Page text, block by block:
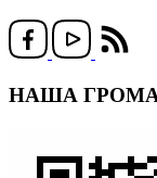
НАША